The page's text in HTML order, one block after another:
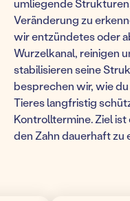
umliegende
Veränderung zu
wir entzündetes oder
Wurzelkanal, reinigen
stabilisieren seine
besprechen wir, wie
Tieres langfristig
Kontrolltermine. Ziel
den Zahn dauerhaft zu